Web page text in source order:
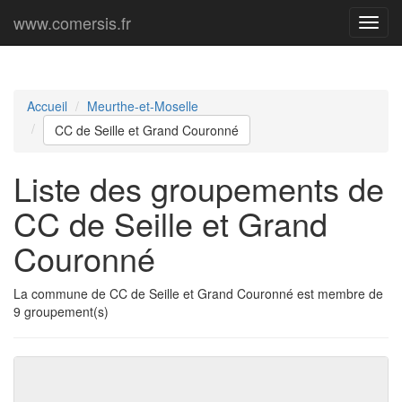
Menu
www.comersis.fr
Accueil
Meurthe-et-Moselle
CC de Seille et Grand Couronné
Liste des groupements de
CC de Seille et Grand
Couronné
La commune de CC de Seille et Grand Couronné est membre de
9 groupement(s)